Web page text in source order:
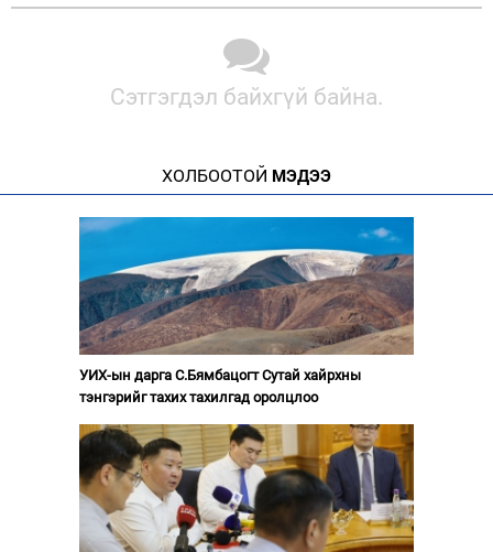
Сэтгэгдэл байхгүй байна.
ХОЛБООТОЙ МЭДЭЭ
УИХ-ын дарга С.Бямбацогт Сутай хайрхны
тэнгэрийг тахих тахилгад оролцлоо